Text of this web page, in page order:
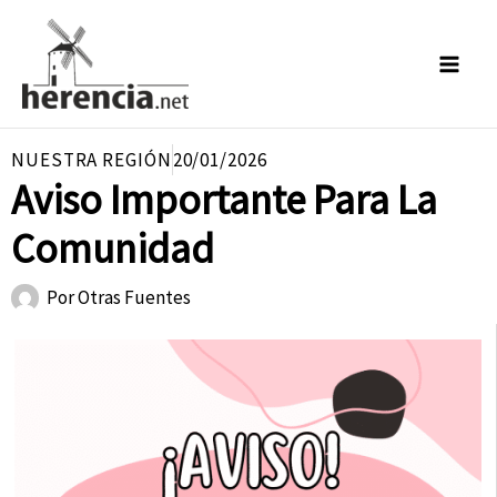
contenido
NUESTRA REGIÓN20/01/2026
Aviso Importante Para La
Comunidad
PorOtras Fuentes